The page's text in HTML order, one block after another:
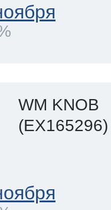
WM KNOB
(EX165296)